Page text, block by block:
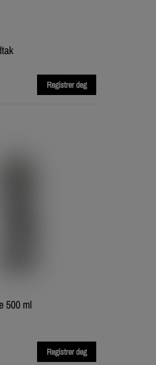
Registrer deg
500 ml
Registrer deg